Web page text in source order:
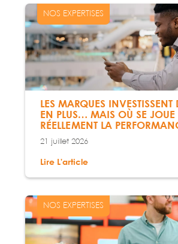
NOS EXPERTISES
LES MARQUES INVESTISSENT
EN PLUS… MAIS OÙ SE JOUE
RÉELLEMENT LA
21 juillet 2026
Lire L'article
NOS EXPERTISES